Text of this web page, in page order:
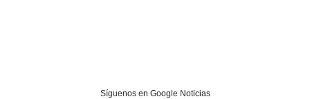
Síguenos en Google Noticias